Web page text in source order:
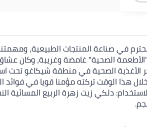
نعتبر قائد محترم في صناعة المنتجات
الصحية" غامضة وغريبة، وكان
الأغذية الصحية في منطقة شيكاغو تحت
هذا الوقت تركته مؤمنا قويا في فوائد